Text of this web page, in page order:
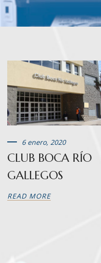
6 enero, 2020
CLUB BOCA RÍO
GALLEGOS
READ MORE